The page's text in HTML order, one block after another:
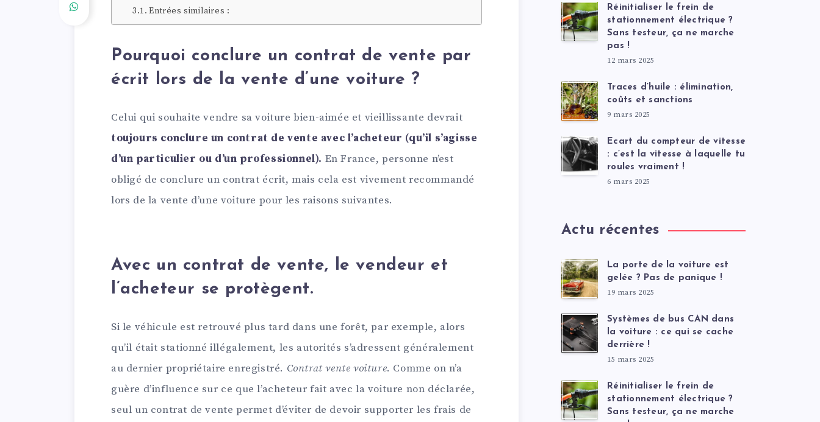
Entrées similaires :
Pourquoi conclure un contrat de vente par
écrit lors de la vente d’une voiture ?
Celui qui souhaite vendre sa voiture bien-aimée et vieillissante devrait
toujours conclure un contrat de vente avec l’acheteur (qu’il s’agisse
d’un particulier ou d’un professionnel). En France, personne n’est
obligé de conclure un contrat écrit, mais cela est vivement recommandé
lors de la vente d’une voiture pour les raisons suivantes.
Avec un contrat de vente, le vendeur et
l’acheteur se protègent.
Si le véhicule est retrouvé plus tard dans une forêt, par exemple, alors
qu’il était stationné illégalement, les autorités s’adressent généralement
au dernier propriétaire enregistré. Contrat vente voiture. Comme on n’a
guère d’influence sur ce que l’acheteur fait avec la voiture non déclarée,
seul un contrat de vente permet d’éviter de devoir supporter les frais de
Réinitialiser le frein de
stationnement électrique ?
Sans testeur, ça ne marche
pas !
12 mars 2025
Traces d’huile : élimination,
coûts et sanctions
9 mars 2025
Ecart du compteur de vitesse
: c’est la vitesse à laquelle tu
roules vraiment !
6 mars 2025
Actu récentes
La porte de la voiture est
gelée ? Pas de panique !
19 mars 2025
Systèmes de bus CAN dans
la voiture : ce qui se cache
derrière !
15 mars 2025
Réinitialiser le frein de
stationnement électrique ?
Sans testeur, ça ne marche